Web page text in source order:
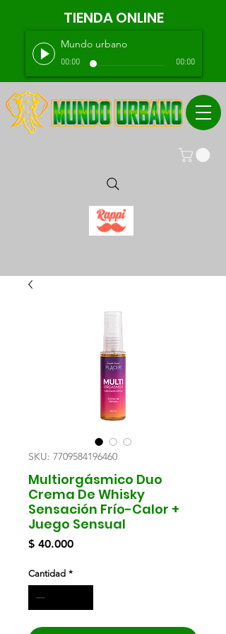
TIENDA ONLINE
Mundo urbano
00:00 00:00
SKU: 7709584196460
Multiorgásmico Duo
Crema De Whisky
Sensación Frío-Calor +
Juego Sensual
$ 40.000Precio
Cantidad *